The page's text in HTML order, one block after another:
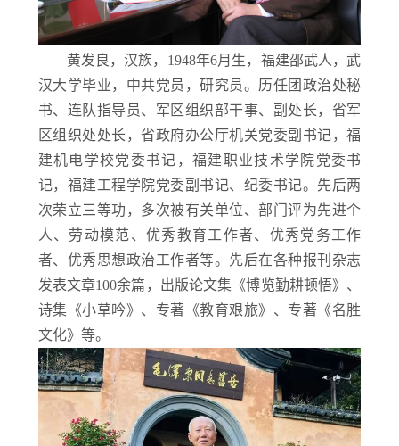
黄发良，汉族，1948年6月生，福建邵武人，武
汉大学毕业，中共党员，研究员。历任团政治处秘
书、连队指导员、军区组织部干事、副处长，省军
区组织处处长，省政府办公厅机关党委副书记，福
建机电学校党委书记，福建职业技术学院党委书
记，福建工程学院党委副书记、纪委书记。先后两
次荣立三等功，多次被有关单位、部门评为先进个
人、劳动模范、优秀教育工作者、优秀党务工作
者、优秀思想政治工作者等。先后在各种报刊杂志
发表文章100余篇，出版论文集《博览勤耕顿悟》、
诗集《小草吟》、专著《教育艰旅》、专著《名胜
文化》等。